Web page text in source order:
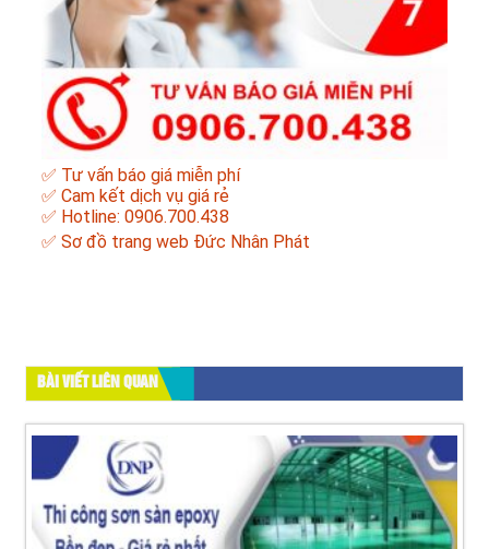
✅ Tư vấn báo giá miễn phí
✅ Cam kết dịch vụ giá rẻ
✅ Hotline: 0906.700.438
✅ Sơ đồ trang web Đức Nhân Phát
BÀI VIẾT LIÊN QUAN